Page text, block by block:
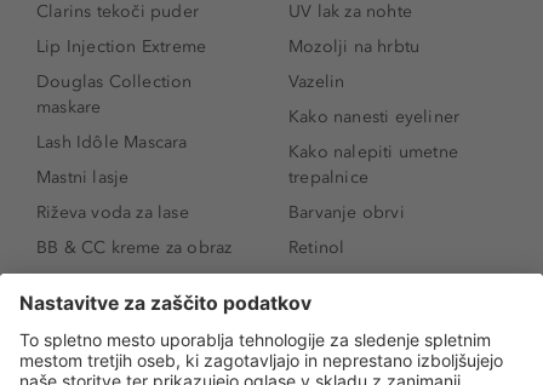
Clarins tekoči puder
Lip Injection Extreme
Douglas Collection
maskare
Lash Idôle Mascara
Mastni lasje
Riževa voda za lase
BB & CC kreme za obraz
SPF 30
Senčila za oči
Tekoči puder
UV lak za nohte
Mozolji na hrbtu
Vazelin
Kako nanesti eyeliner
Kako nalepiti umetne
trepalnice
Barvanje obrvi
Retinol
Niacinamid